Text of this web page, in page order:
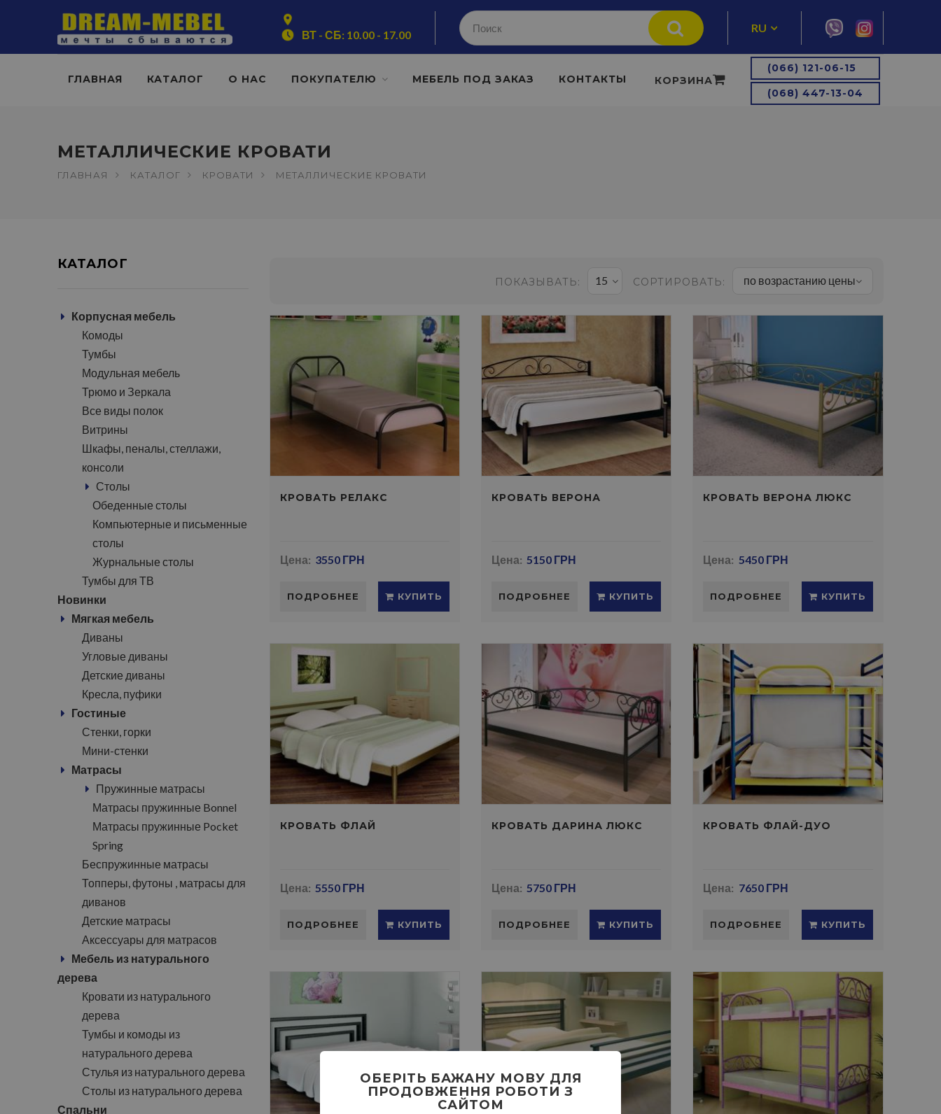
ВТ - СБ: 10.00 - 17.00
RU
ГЛАВНАЯ КАТАЛОГ О НАС ПОКУПАТЕЛЮ МЕБЕЛЬ ПОД ЗАКАЗ КОНТАКТЫ
(066) 121-06-15
(068) 447-13-04
КОРЗИНА
МЕТАЛЛИЧЕСКИЕ КРОВАТИ
ГЛАВНАЯ КАТАЛОГ КРОВАТИ МЕТАЛЛИЧЕСКИЕ КРОВАТИ
КАТАЛОГ
Корпусная мебель
Комоды
Тумбы
Модульная мебель
Трюмо и Зеркала
Все виды полок
Витрины
Шкафы, пеналы, стеллажи,
консоли
Столы
Обеденные столы
Компьютерные и письменные
столы
Журнальные столы
Тумбы для ТВ
Новинки
Мягкая мебель
Диваны
Угловые диваны
Детские диваны
Кресла, пуфики
Гостиные
Стенки, горки
Мини-стенки
Матрасы
Пружинные матрасы
Матрасы пружинные Bonnel
Матрасы пружинные Pocket
Spring
Беспружинные матрасы
Топперы, футоны , матрасы для
диванов
Детские матрасы
Аксессуары для матрасов
Мебель из натурального
дерева
Кровати из натурального
дерева
Тумбы и комоды из
натурального дерева
Стулья из натурального дерева
Столы из натурального дерева
Спальни
ПОКАЗЫВАТЬ: 15 СОРТИРОВАТЬ: по возрастанию цены
КРОВАТЬ РЕЛАКС
Цена: 3550 ГРН
ПОДРОБНЕЕ КУПИТЬ
КРОВАТЬ ВЕРОНА
Цена: 5150 ГРН
ПОДРОБНЕЕ КУПИТЬ
КРОВАТЬ ВЕРОНА ЛЮКС
Цена: 5450 ГРН
ПОДРОБНЕЕ КУПИТЬ
КРОВАТЬ ФЛАЙ
Цена: 5550 ГРН
ПОДРОБНЕЕ КУПИТЬ
КРОВАТЬ ДАРИНА ЛЮКС
Цена: 5750 ГРН
ПОДРОБНЕЕ КУПИТЬ
КРОВАТЬ ФЛАЙ-ДУО
Цена: 7650 ГРН
ПОДРОБНЕЕ КУПИТЬ
ОБЕРІТЬ БАЖАНУ МОВУ ДЛЯ
ПРОДОВЖЕННЯ РОБОТИ З
САЙТОМ